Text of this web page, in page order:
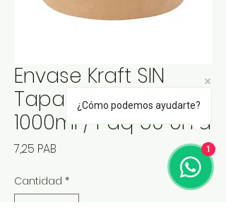
Envase Kraft SIN
Tapa Plastica
1000ml / Paq 50 Unid
7,25 PAB
Cantidad *
¿Cómo podemos ayudarte?
1